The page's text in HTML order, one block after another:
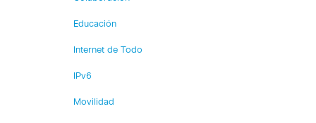
Educación
Internet de Todo
IPv6
Movilidad